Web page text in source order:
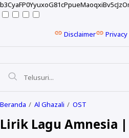
Disclaimer
Beranda Al Ghazali OST
Lirik Lagu Amnesia